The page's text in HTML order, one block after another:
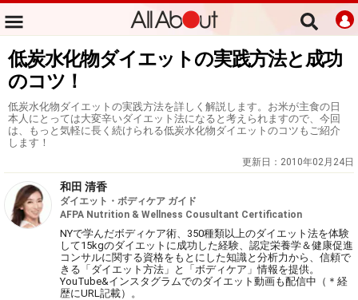
低炭水化物ダイエットの実践方法と成功
のコツ！
低炭水化物ダイエットの実践方法を詳しく解説します。お米が主食の日
本人にとっては大変辛いダイエット法になると考えられますので、今回
は、もっと気軽に長く続けられる低炭水化物ダイエットのコツもご紹介
します！
更新日： 2010年02月24日
和田 清香
ダイエット・ボディケア ガイド
AFPA Nutrition & Wellness Cousultant Certification
NYで学んだボディケア術、350種類以上のダイエット法を体験
して15kgのダイエットに成功した経験、認定栄養学＆健康促進
コンサルに関する資格をもとにした知識と分析力から、信頼で
きる「ダイエット方法」と「ボディケア」情報を提供。
YouTube&インスタグラムでのダイエット動画も配信中（＊経
歴にURL記載）。